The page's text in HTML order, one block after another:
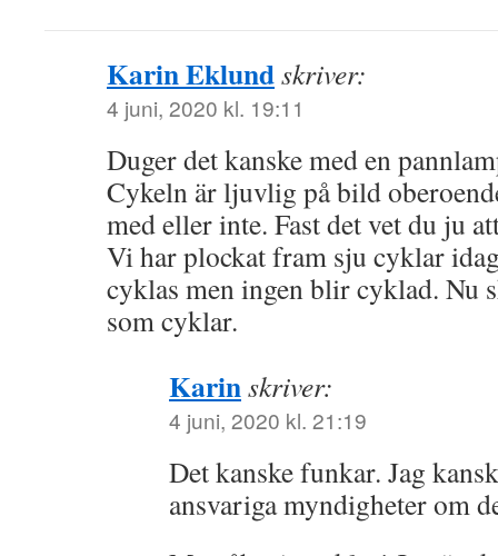
Karin Eklundskriver:
4 juni, 2020 kl. 19:11
Duger det kanske med en
Cykeln är ljuvlig på bild
med eller inte. Fast det vet du ju
Vi har plockat fram sju cyklar
cyklas men ingen blir cyklad. Nu
som cyklar.
Karinskriver:
4 juni, 2020 kl. 21:19
Det kanske funkar. Jag
ansvariga myndigheter om